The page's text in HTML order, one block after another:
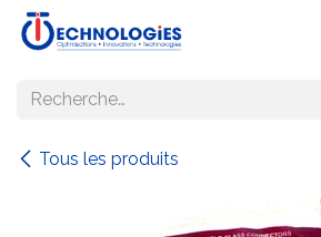
Se rendre au contenu
Tous les produits